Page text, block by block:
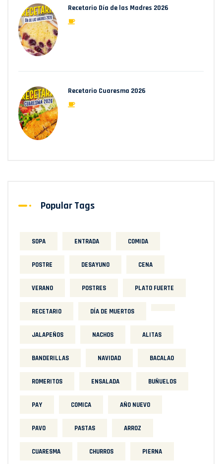
Recetario Día de las Madres 2026
Recetario Cuaresma 2026
Popular Tags
SOPA ENTRADA COMIDA
POSTRE DESAYUNO CENA
VERANO POSTRES PLATO FUERTE
RECETARIO DÍA DE MUERTOS
JALAPEÑOS NACHOS ALITAS
BANDERILLAS NAVIDAD BACALAO
ROMERITOS ENSALADA BUÑUELOS
PAY COMICA AÑO NUEVO
PAVO PASTAS ARROZ
CUARESMA CHURROS PIERNA